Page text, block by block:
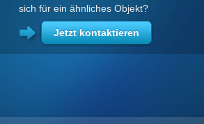
sich für ein ähnliches Objekt?
Jetzt kontaktieren